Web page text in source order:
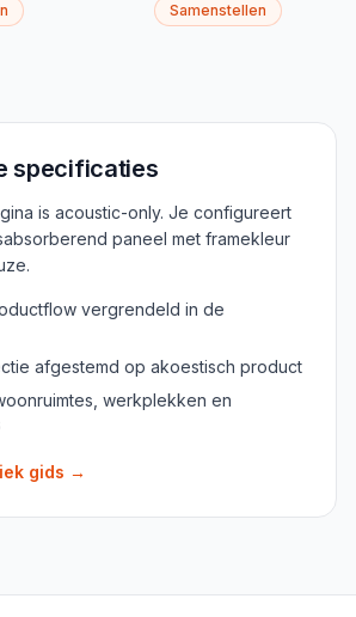
Samenstellen
specificaties
is acoustic-only. Je configureert
paneel met framekleur
vergrendeld in de
afgestemd op akoestisch product
werkplekken en
gids →